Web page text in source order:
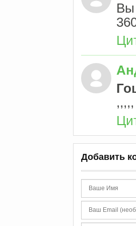
Вы
,,,,,
Добавить